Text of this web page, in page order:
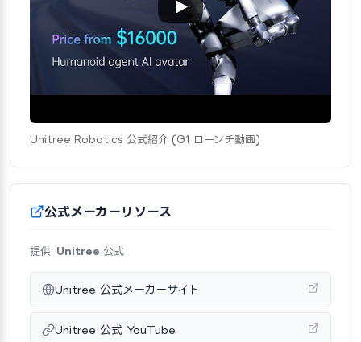
Unitree Robotics 公式紹介 (G1 ローンチ動画)
公式メーカーリソース
提供: Unitree 公式
Unitree 公式メーカーサイト
Unitree 公式 YouTube